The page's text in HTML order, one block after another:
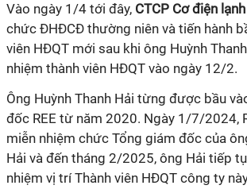
Vào ngày 1/4 tới đây, CTCP Cơ điện
chức ĐHĐCĐ thường niên và tiến hành
viên HĐQT mới sau khi ông Huỳnh
nhiệm thành viên HĐQT vào ngày 12/2.
Ông Huỳnh Thanh Hải từng được bầu
đốc REE từ năm 2020. Ngày 1/7/2024,
miễn nhiệm chức Tổng giám đốc của
Hải và đến tháng 2/2025, ông Hải tiếp
nhiệm vị trí Thành viên HĐQT công ty